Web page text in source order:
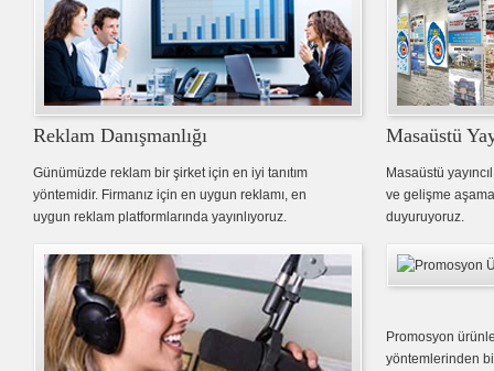
Reklam Danışmanlığı
Günümüzde reklam bir şirket için en iyi tanıtım
yöntemidir. Firmanız için en uygun reklamı, en
uygun reklam platformlarında yayınlıyoruz.
Masaüstü
Masaüstü
ve gelişme
duyuruyoruz.
Promosyon
yöntemlerinden